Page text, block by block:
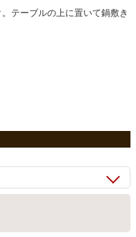
テーブルの上に置いて鍋敷き